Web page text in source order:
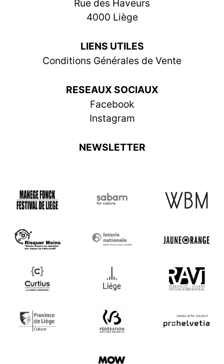
Rue des Haveurs
4000 Liège
LIENS UTILES
Conditions Générales de Vente
RESEAUX SOCIAUX
Facebook
Instagram
NEWSLETTER